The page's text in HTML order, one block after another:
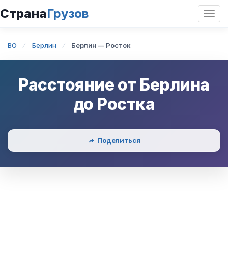
СтранаГрузов
BO Берлин Берлин — Росток
Расстояние от Берлина
до Ростка
Поделиться